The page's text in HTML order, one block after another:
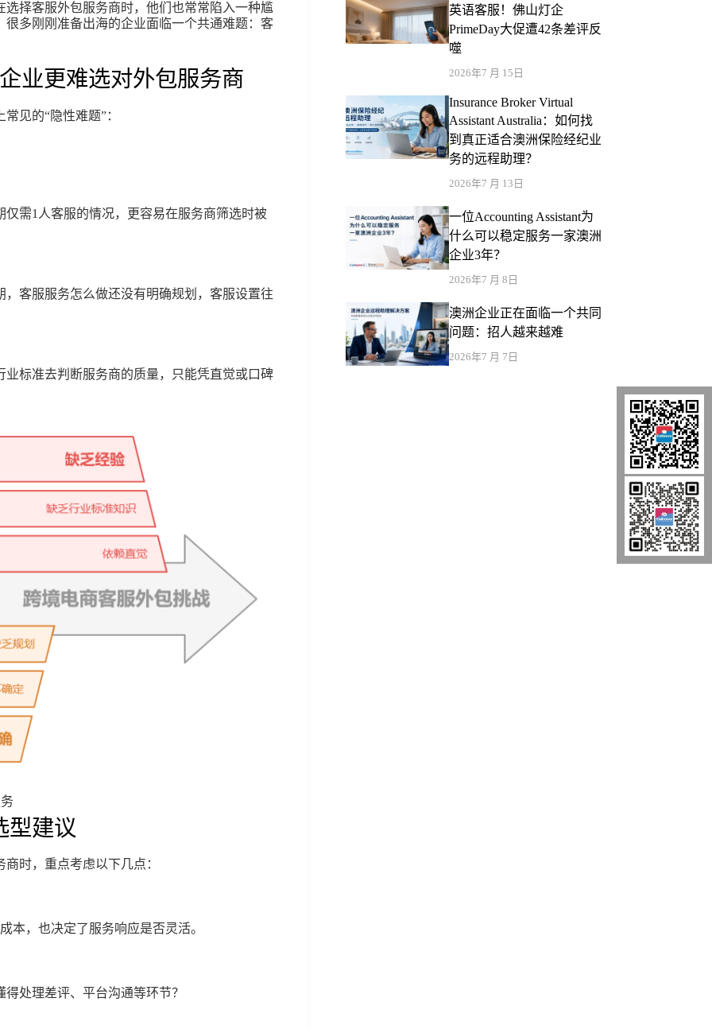
择客服外包服务商时，他们也常常陷入一种尴
多刚刚准备出海的企业面临一个共通难题：客
业更难选对外包服务商
见的“隐性难题”：
需1人客服的情况，更容易在服务商筛选时被
客服服务怎么做还没有明确规划，客服设置往
标准去判断服务商的质量，只能凭直觉或口碑
型建议
时，重点考虑以下几点：
本，也决定了服务响应是否灵活。
处理差评、平台沟通等环节？
英语客服！佛山灯企
PrimeDay大促遭42条差评反
噬
2026年7 月 15日
Insurance Broker Virtual
Assistant Australia：如何找
到真正适合澳洲保险经纪业
务的远程助理？
2026年7 月 13日
一位Accounting Assistant为
什么可以稳定服务一家澳洲
企业3年？
2026年7 月 8日
澳洲企业正在面临一个共同
问题：招人越来越难
2026年7 月 7日